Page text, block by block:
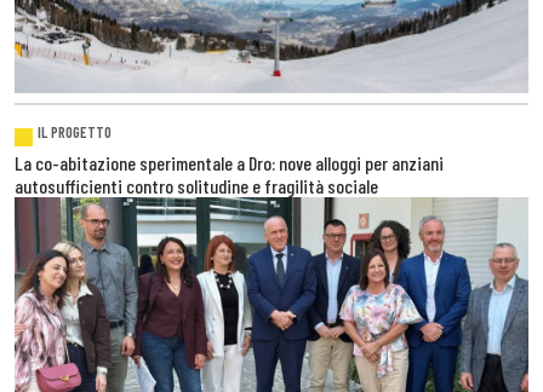
IL PROGETTO
La co-abitazione sperimentale a Dro: nove alloggi per anziani
autosufficienti contro solitudine e fragilità sociale